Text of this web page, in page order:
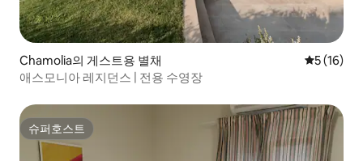
Chamolia의 게스트용 별채 평점 5점
5 (16)
애스모니아 레지던스 | 전용 수영장
슈퍼호스트
슈퍼호스트